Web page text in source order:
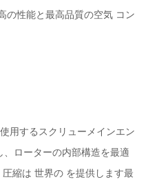
の性能と最高品質の空気 コン
用するスクリューメインエン
ローターの内部構造を最適
縮は 世界の を提供します最